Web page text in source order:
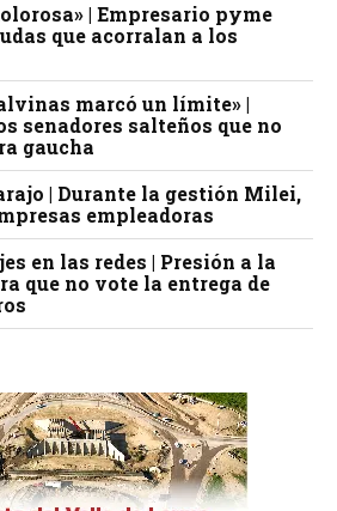
| Empresario pyme
que acorralan a los
marcó un límite» |
senadores salteños que no
gaucha
| Durante la gestión Milei,
empleadoras
en las redes | Presión a la
que no vote la entrega de